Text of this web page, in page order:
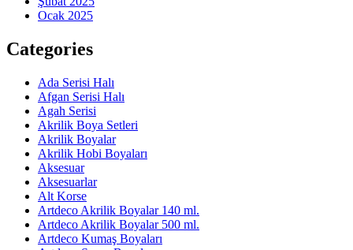
Ocak 2025
Categories
Ada Serisi Halı
Afgan Serisi Halı
Agah Serisi
Akrilik Boya Setleri
Akrilik Boyalar
Akrilik Hobi Boyaları
Aksesuar
Aksesuarlar
Alt Korse
Artdeco Akrilik Boyalar 140 ml.
Artdeco Akrilik Boyalar 500 ml.
Artdeco Kumaş Boyaları